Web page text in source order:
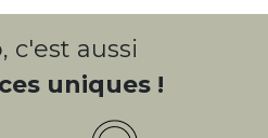
c'est aussi
uniques !